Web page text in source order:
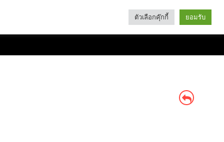
Categories
ตัวเลือกคุ๊กกี้ ยอมรับ